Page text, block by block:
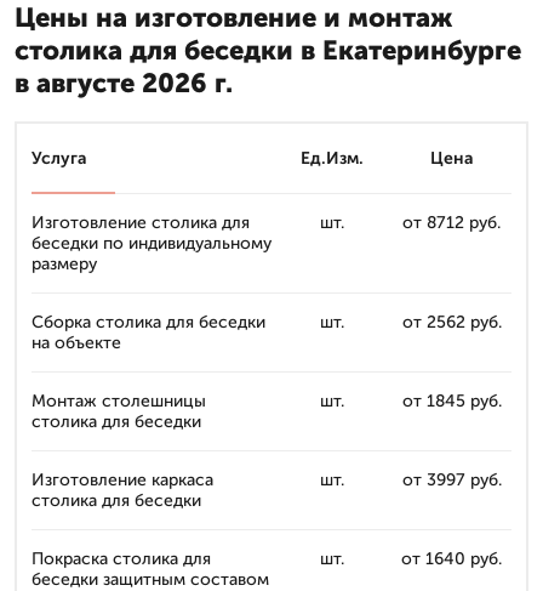
Цены на изготовление и монтаж
столика для беседки в Екатеринбурге
в августе 2026 г.
Услуга Ед.Изм. Цена
Изготовление столика для
беседки по индивидуальному
размеру
шт. от 8712 руб.
Сборка столика для беседки
на объекте
шт. от 2562 руб.
Монтаж столешницы
столика для беседки
шт. от 1845 руб.
Изготовление каркаса
столика для беседки
шт. от 3997 руб.
Покраска столика для
беседки защитным составом
шт. от 1640 руб.